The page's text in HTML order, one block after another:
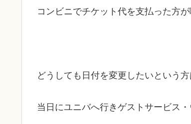
コンビニでチケット代を支払った方
どうしても日付を変更したいという方
当日にユニバへ行きゲストサービス